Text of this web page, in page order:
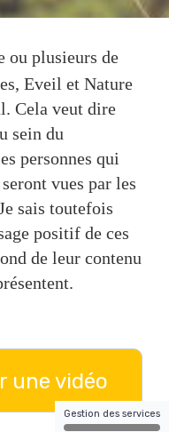
ou plusieurs de
Eveil et Nature
Cela veut dire
sein du
personnes qui
vues par les
sais toutefois
positif de ces
de leur contenu
une vidéo
Gestion des services